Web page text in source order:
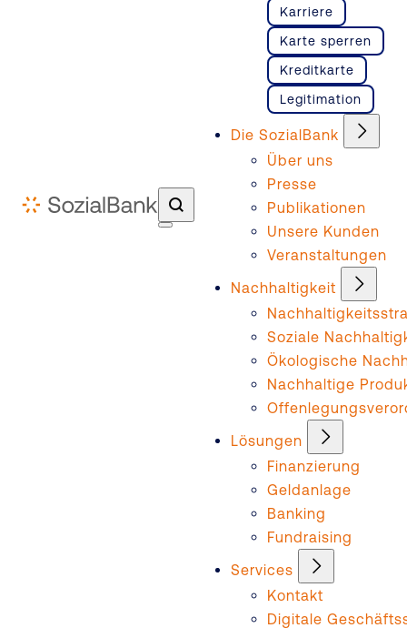
Karriere
Karte sperren
Kreditkarte
Legitimation
Die SozialBank
Über uns
Presse
Publikationen
Unsere Kunden
Veranstaltungen
Nachhaltigkeit
Soziale
Ökologische
Nachhaltige
Lösungen
Finanzierung
Geldanlage
Banking
Fundraising
Services
Kontakt
Digitale